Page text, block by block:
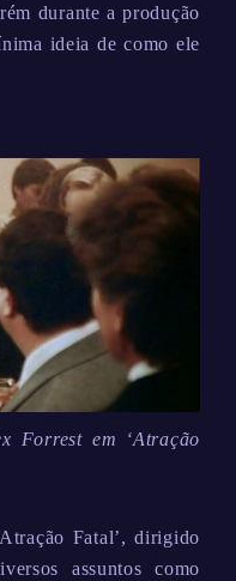
durante a produção
ideia de como ele
Forrest em ‘Atração
Fatal’, dirigido
assuntos como